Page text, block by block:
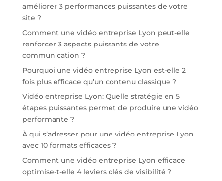
améliorer 3 performances puissantes de votre
site ?
Comment une vidéo entreprise Lyon peut-elle
renforcer 3 aspects puissants de votre
communication ?
Pourquoi une vidéo entreprise Lyon est-elle 2
fois plus efficace qu’un contenu classique ?
Vidéo entreprise Lyon: Quelle stratégie en 5
étapes puissantes permet de produire une vidéo
performante ?
À qui s’adresser pour une vidéo entreprise Lyon
avec 10 formats efficaces ?
Comment une vidéo entreprise Lyon efficace
optimise-t-elle 4 leviers clés de visibilité ?